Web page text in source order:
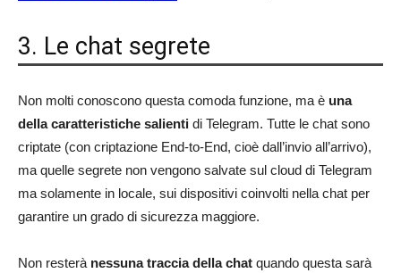
3. Le chat segrete
Non molti conoscono questa comoda funzione, ma è una
della caratteristiche salienti di Telegram. Tutte le chat sono
criptate (con criptazione End-to-End, cioè dall’invio all’arrivo),
ma quelle segrete non vengono salvate sul cloud di Telegram
ma solamente in locale, sui dispositivi coinvolti nella chat per
garantire un grado di sicurezza maggiore.
Non resterà nessuna traccia della chat quando questa sarà